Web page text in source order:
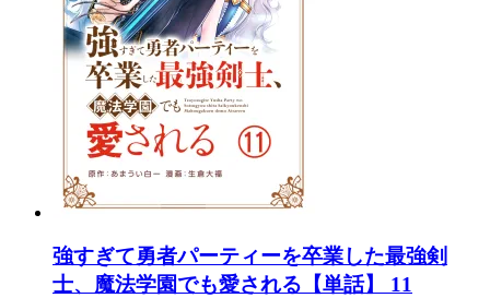
強すぎて勇者パーティーを卒業した最強剣
士、魔法学園でも愛される【単話】 11